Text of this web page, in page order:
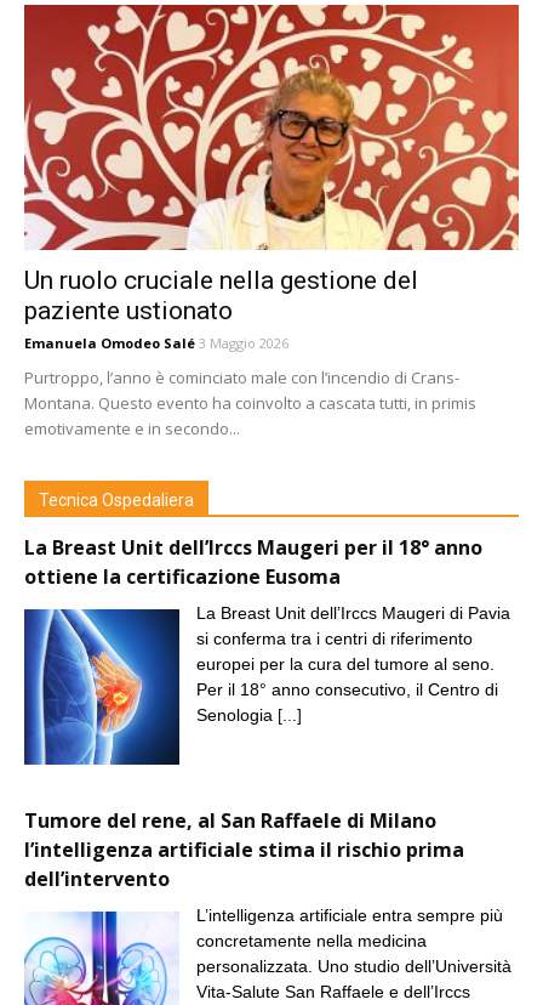
Un ruolo cruciale nella gestione del
paziente ustionato
Emanuela Omodeo Salé 3 Maggio 2026
Purtroppo, l’anno è cominciato male con l’incendio di Crans-
Montana. Questo evento ha coinvolto a cascata tutti, in primis
emotivamente e in secondo...
Tecnica Ospedaliera
La Breast Unit dell’Irccs Maugeri per il 18° anno
ottiene la certificazione Eusoma
La Breast Unit dell’Irccs Maugeri di Pavia
si conferma tra i centri di riferimento
europei per la cura del tumore al seno.
Per il 18° anno consecutivo, il Centro di
Senologia [...]
Tumore del rene, al San Raffaele di Milano
l’intelligenza artificiale stima il rischio prima
dell’intervento
L’intelligenza artificiale entra sempre più
concretamente nella medicina
personalizzata. Uno studio dell’Università
Vita-Salute San Raffaele e dell’Irccs